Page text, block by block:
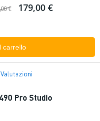
€ 179,00 €
carrello
Pro Studio